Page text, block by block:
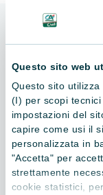
Questo sito web
Questo sito
(I) per scopi
impostazioni del
capire come usi il
personalizzata in
"Accetta" per
strettamente
cookie statistici,